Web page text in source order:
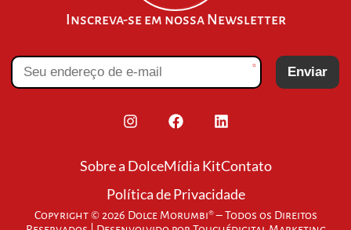
Inscreva-se em nossa Newsletter
* Enviar
Sobre a DolceMídia KitContato
Política de Privacidade
Copyright © 2026 Dolce Morumbi® – Todos os Direitos